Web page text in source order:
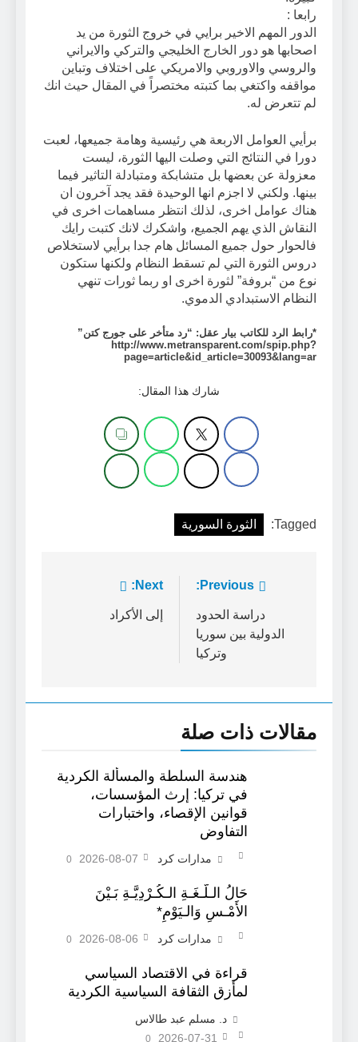
رابعا :
الدور المهم الاخير برايي في خروج الثورة من يد
اصحابها هو دور الخارج الخليجي والتركي والايراني
والروسي والاوروبي والامريكي على اختلاف وتباين
مواقفه واكتغي بما كتبته مختصراً في المقال حيث انك
لم تتعرض له.
برأيي العوامل الاربعة هي رئيسية وهامة جميعها، لعبت
دورا في النتائج التي وصلت اليها الثورة، ليست
معزولة عن بعضها بل متشابكة ومتبادلة التاثير فيما
بينها. ولكني لا اجزم انها الوحيدة فقد يجد آخرون ان
هناك عوامل اخرى، لذلك انتظر مساهمات اخرى في
النقاش الذي يهم الجميع، واشكرك لانك كتبت رايك
فالحوار حول جميع المسائل هام جدا برأيي لاستخلاص
دروس الثورة التي لم تسقط النظام ولكنها ستكون
نوع من “بروفة” لثورة اخرى او ربما ثورات تنهي
النظام الاستبدادي الدموي.
*رابط الرد للكاتب بيار عقل: “رد متأخر على جورج كتن”
http://www.metransparent.com/spip.php?
page=article&id_article=30093&lang=ar
شارك هذا المقال:
Tagged: الثورة السورية
تصفّح
المقالات
Previous:
دراسة الحدود
الدولية بين سوريا
وتركيا
Next:
إلى الأكراد
مقالات ذات صلة
هندسة السلطة والمسألة الكردية
في تركيا: إرث المؤسسات،
قوانين الإقصاء، واختبارات
التفاوض
مدارات كرد 2026-08-07
0
حَالُ الـلُّـغَـةِ الـكُـرْدِيَّـةِ بَـيْنَ
الأَمْـسِ وَالـيَوْمِ*
مدارات كرد 2026-08-06
0
قراءة في الاقتصاد السياسي
لمأزق الثقافة السياسية الكردية
د. مسلم عبد طالاس
2026-07-31
0